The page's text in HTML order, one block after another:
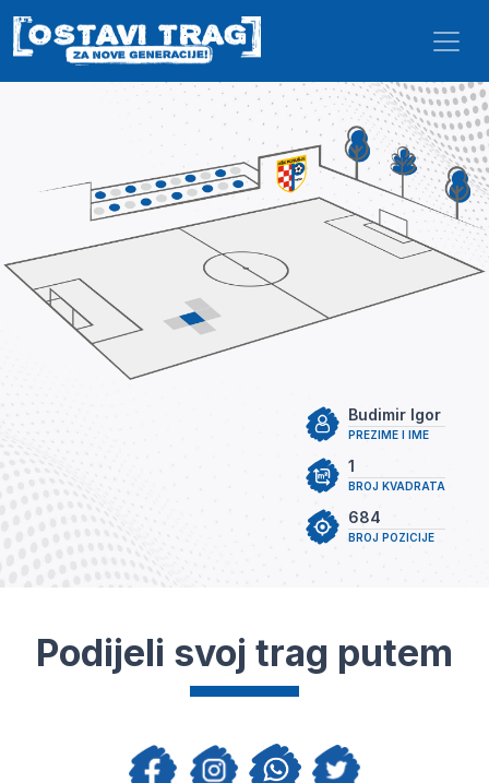
Skip to main content
PREZIME I IME
Budimir Igor
BROJ KVADRATA
1
BROJ POZICIJE
684
Podijeli svoj trag putem